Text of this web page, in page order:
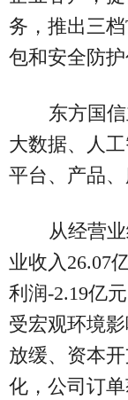
务，推出三
包和安全防护
东方国
大数据、人
平台、产品
从经营
业收入26.07
利润-2.19亿
受宏观环境
放缓、资本
化，公司订